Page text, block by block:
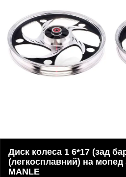
Диск колеса 1 6*17 (зад
(легкосплавний) на
MANLE